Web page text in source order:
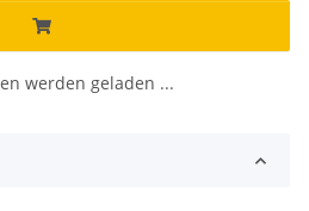
werden geladen ...